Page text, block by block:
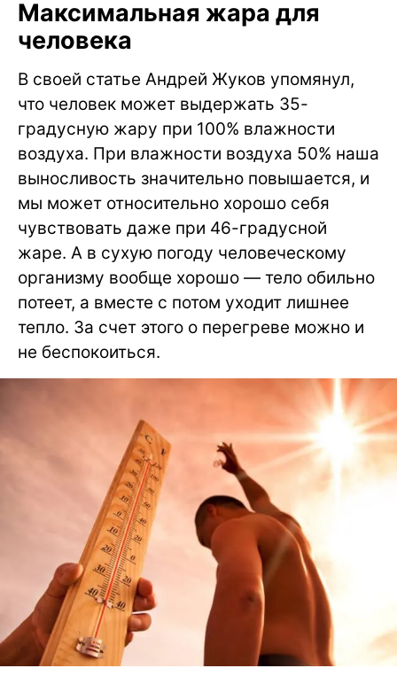
Максимальная жара для
человека
В своей статье Андрей Жуков упомянул,
что человек может выдержать 35-
градусную жару при 100% влажности
воздуха. При влажности воздуха 50% наша
выносливость значительно повышается, и
мы может относительно хорошо себя
чувствовать даже при 46-градусной
жаре. А в сухую погоду человеческому
организму вообще хорошо — тело обильно
потеет, а вместе с потом уходит лишнее
тепло. За счет этого о перегреве можно и
не беспокоиться.